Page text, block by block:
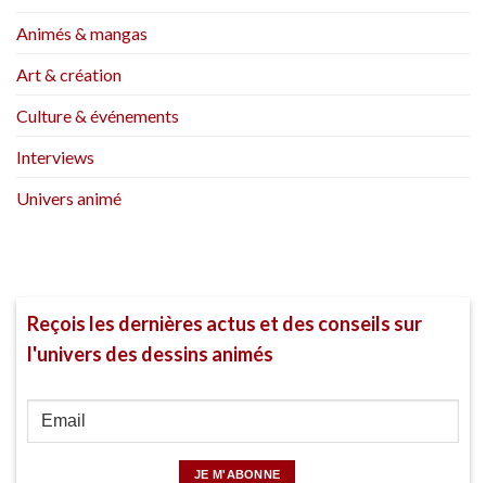
Animés & mangas
Art & création
Culture & événements
Interviews
Univers animé
Reçois les dernières actus et des conseils sur
l'univers des dessins animés